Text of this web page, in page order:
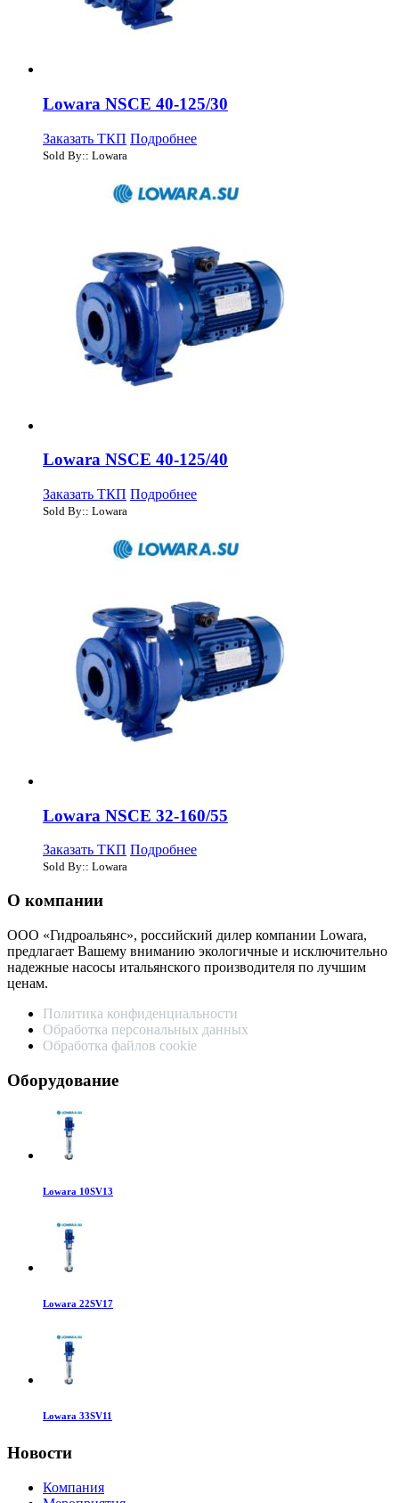
Lowara NSCE 40-125/30
Заказать ТКП Подробнее
Sold By:: Lowara
Lowara NSCE 40-125/40
Заказать ТКП Подробнее
Sold By:: Lowara
Lowara NSCE 32-160/55
Заказать ТКП Подробнее
Sold By:: Lowara
О компании
ООО «Гидроальянс», российский дилер компании Lowara,
предлагает Вашему вниманию экологичные и исключительно
надежные насосы итальянского производителя по лучшим
ценам.
Политика конфиденциальности
Обработка персональных данных
Обработка файлов cookie
Оборудование
Lowara 10SV13
Lowara 22SV17
Lowara 33SV11
Новости
Компания